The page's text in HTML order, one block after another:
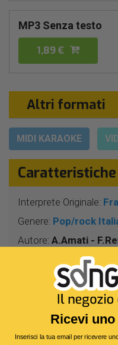
MP3 Senza testo
1,89 €
Altri formati
MIDI KARAOKE
Caratteristiche
Interprete Originale:
Genere: Pop/rock
Autore: A.Amati -
3 Min 7 Sec
Segnatura:4/4
Tonalità:SIb
Bitrate:320 Kbit/s
Ricevi
Inserisci la tua email per ricevere